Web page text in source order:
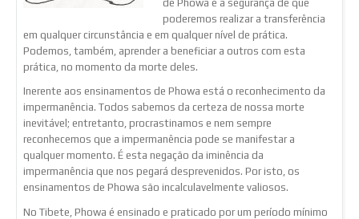
de Phowa é a segurança de que
poderemos realizar a transferência
em qualquer circunstância e em qualquer nível de prática.
Podemos, também, aprender a beneficiar a outros com esta
prática, no momento da morte deles.
Inerente aos ensinamentos de Phowa está o reconhecimento da
impermanência. Todos sabemos da certeza de nossa morte
inevitável; entretanto, procrastinamos e nem sempre
reconhecemos que a impermanência pode se manifestar a
qualquer momento. É esta negação da iminência da
impermanência que nos pegará desprevenidos. Por isto, os
ensinamentos de Phowa são incalculavelmente valiosos.
No Tibete, Phowa é ensinado e praticado por um período mínimo